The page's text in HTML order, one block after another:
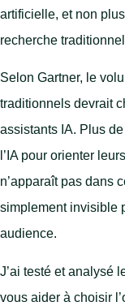
artificielle, et non
recherche
Selon Gartner, le
traditionnels devrait
assistants IA. Plus
l’IA pour orienter
n’apparaît pas dans
simplement invisible
audience.
J’ai testé et analysé
vous aider à choisir